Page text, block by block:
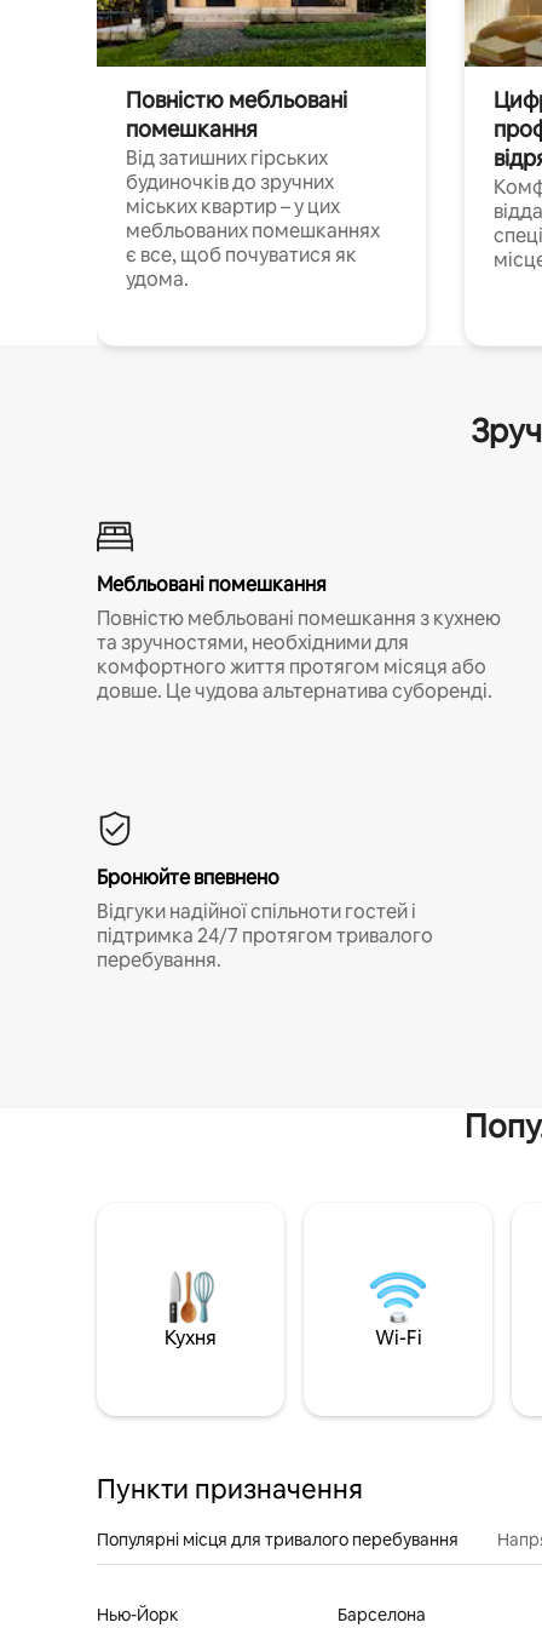
Повністю мебльовані
помешкання
Від затишних гірських
будиночків до зручних
міських квартир – у цих
мебльованих помешканнях
є все, щоб почуватися як
удома.
Мебльовані помешкання
Повністю мебльовані помешкання з кухнею
та зручностями, необхідними для
комфортного життя протягом місяця або
довше. Це чудова альтернатива суборенді.
Бронюйте впевнено
Відгуки надійної спільноти гостей і
підтримка 24/7 протягом тривалого
перебування.
Кухня Wi-Fi
Пункти призначення
Популярні місця для тривалого перебування
Нью-Йорк
Барселона